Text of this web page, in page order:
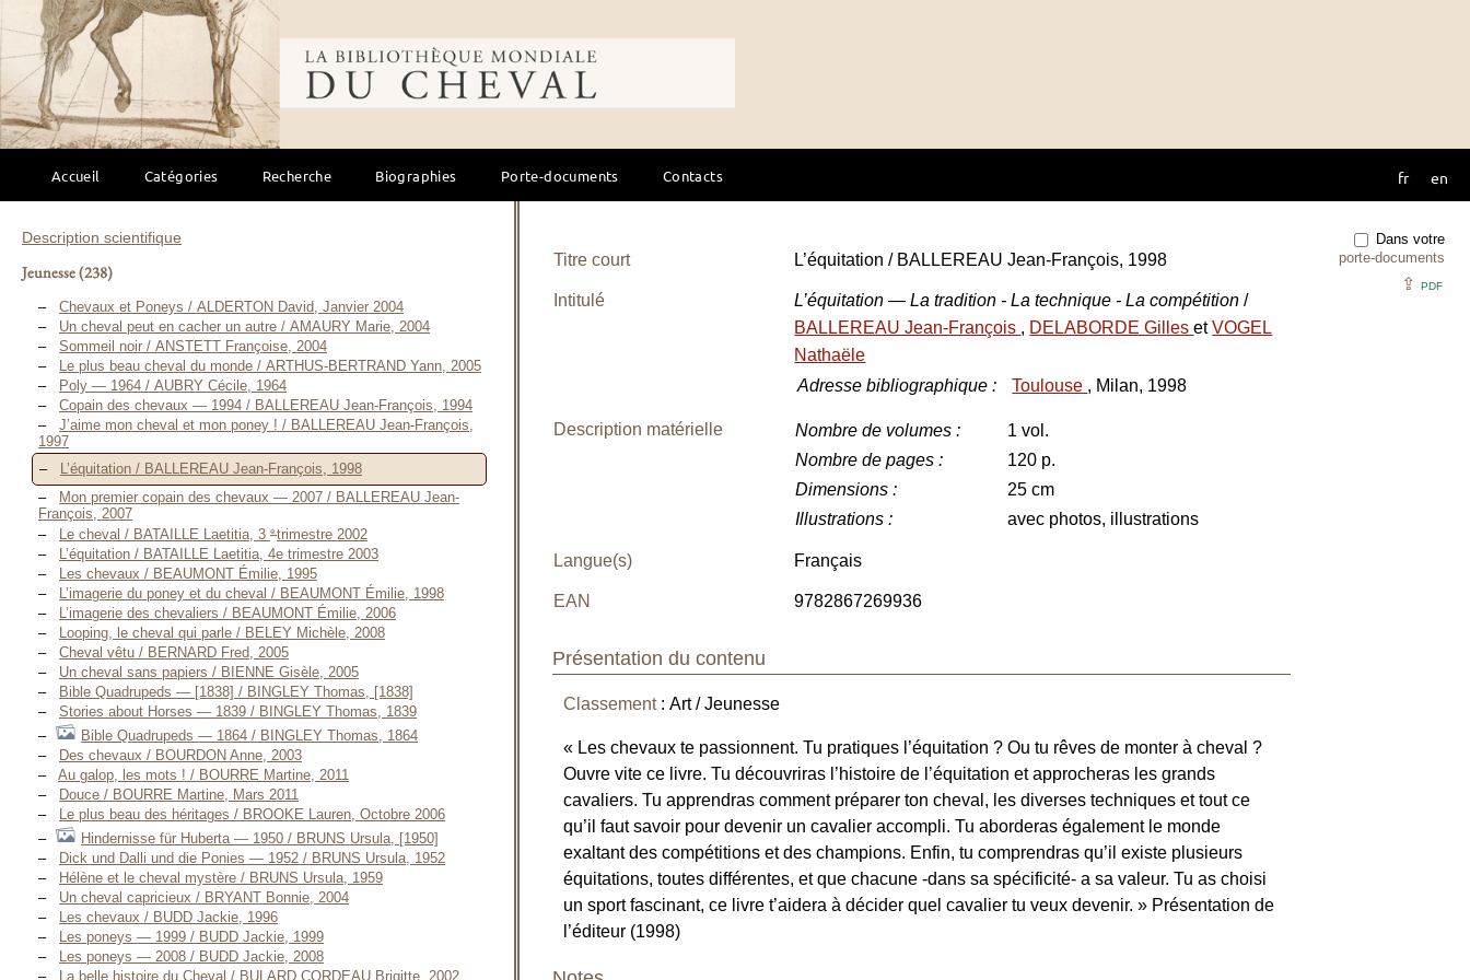
Bibliothèque mondiale du cheval
Accueil Catégories Recherche Biographies Porte-documents Contacts fr en
Description scientifique
Jeunesse(238)
Chevaux et Poneys / ALDERTON David, Janvier 2004
Un cheval peut en cacher un autre / AMAURY Marie, 2004
Sommeil noir / ANSTETT Françoise, 2004
Le plus beau cheval du monde / ARTHUS-BERTRAND Yann, 2005
Poly — 1964 / AUBRY Cécile, 1964
Copain des chevaux — 1994 / BALLEREAU Jean-François, 1994
J’aime mon cheval et mon poney ! / BALLEREAU Jean-François,
1997
L’équitation / BALLEREAU Jean-François, 1998
Mon premier copain des chevaux — 2007 / BALLEREAU Jean-
François, 2007
Le cheval / BATAILLE Laetitia, 3 e trimestre 2002
L’équitation / BATAILLE Laetitia, 4e trimestre 2003
Les chevaux / BEAUMONT Émilie, 1995
L’imagerie du poney et du cheval / BEAUMONT Émilie, 1998
L’imagerie des chevaliers / BEAUMONT Émilie, 2006
Looping, le cheval qui parle / BELEY Michèle, 2008
Cheval vêtu / BERNARD Fred, 2005
Un cheval sans papiers / BIENNE Gisèle, 2005
Bible Quadrupeds — [1838] / BINGLEY Thomas, [1838]
Stories about Horses — 1839 / BINGLEY Thomas, 1839
Bible Quadrupeds — 1864 / BINGLEY Thomas, 1864
Des chevaux / BOURDON Anne, 2003
Au galop, les mots ! / BOURRE Martine, 2011
Douce / BOURRE Martine, Mars 2011
Le plus beau des héritages / BROOKE Lauren, Octobre 2006
Hindernisse für Huberta — 1950 / BRUNS Ursula, [1950]
Dick und Dalli und die Ponies — 1952 / BRUNS Ursula, 1952
Hélène et le cheval mystère / BRUNS Ursula, 1959
Un cheval capricieux / BRYANT Bonnie, 2004
Les chevaux / BUDD Jackie, 1996
Les poneys — 1999 / BUDD Jackie, 1999
Les poneys — 2008 / BUDD Jackie, 2008
La belle histoire du Cheval / BULARD CORDEAU Brigitte, 2002
Dans votre
porte-documents
⇪ PDF
Titre court L’équitation / BALLEREAU Jean-François, 1998
Intitulé L’équitation — La tradition - La technique - La compétition/
BALLEREAU Jean-François , DELABORDE GillesetVOGEL
Nathaële
Adresse bibliographique : Toulouse , Milan, 1998
Description matérielle Nombre de volumes :
1 vol.
Nombre de pages :
120 p.
Dimensions :
25 cm
Illustrations : avec photos, illustrations
Langue(s) Français
EAN 9782867269936
Présentation du contenu
Classement: Art / Jeunesse
« Les chevaux te passionnent. Tu pratiques l’équitation ? Ou tu rêves de monter à cheval ?
Ouvre vite ce livre. Tu découvriras l’histoire de l’équitation et approcheras les grands
cavaliers. Tu apprendras comment préparer ton cheval, les diverses techniques et tout ce
qu’il faut savoir pour devenir un cavalier accompli. Tu aborderas également le monde
exaltant des compétitions et des champions. Enfin, tu comprendras qu’il existe plusieurs
équitations, toutes différentes, et que chacune -dans sa spécificité- a sa valeur. Tu as choisi
un sport fascinant, ce livre t’aidera à décider quel cavalier tu veux devenir. » Présentation de
l’éditeur (1998)